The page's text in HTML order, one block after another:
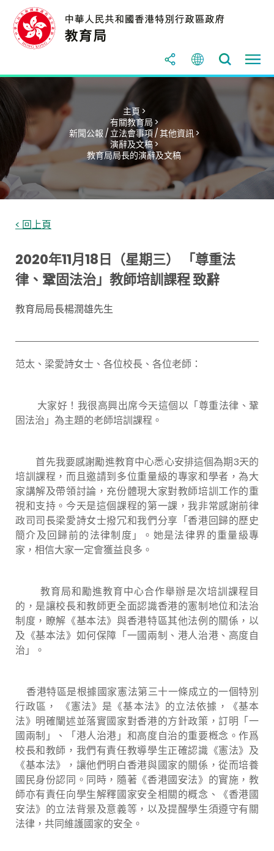
主頁 >
有關教育局 >
新聞公報 / 立法會事項 / 其他資訊 >
演辭及文稿 >
教育局局長的演辭及文稿
< 回上頁
2020年11月18日（星期三） 「尊重法
律、鞏固法治」教師培訓課程 致辭
教育局局長楊潤雄先生
范太、梁愛詩女士、各位校長、各位老師：
大家好！我很高興出席今天這個以「尊重法律、鞏
固法治」為主題的老師培訓課程。
首先我要感謝勵進教育中心悉心安排這個為期3天的
培訓課程，而且邀請到多位重量級的專家和學者，為大
家講解及帶領討論，充份體現大家對教師培訓工作的重
視和支持。今天是這個課程的第一課，我非常感謝前律
政司司長梁愛詩女士撥冗和我們分享「香港回歸的歷史
簡介及回歸前的法律制度」。她是法律界的重量級專
家，相信大家一定會獲益良多。
教育局和勵進教育中心合作舉辦是次培訓課程目
的，是讓校長和教師更全面認識香港的憲制地位和法治
制度，瞭解《基本法》與香港特區其他法例的關係，以
及《基本法》如何保障「一國兩制、港人治港、高度自
治」。
香港特區是根據國家憲法第三十一條成立的一個特別
行政區， 《憲法》是《基本法》的立法依據，《基本
法》明確闡述並落實國家對香港的方針政策，訂明「一
國兩制」、「港人治港」和高度自治的重要槪念。作爲
校長和教師，我們有責任教導學生正確認識《憲法》及
《基本法》，讓他們明白香港與國家的關係，從而培養
國民身份認同。同時，隨著《香港國安法》的實施，教
師亦有責任向學生解釋國家安全相關的概念、《香港國
安法》的立法背景及意義等，以及提醒學生須遵守有關
法律，共同維護國家的安全。